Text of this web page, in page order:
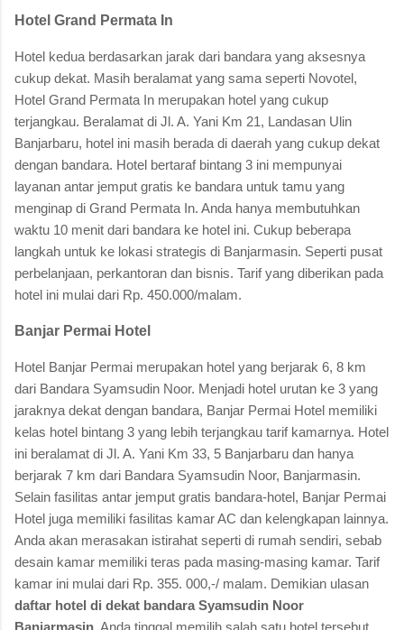
Hotel Grand Permata In
Hotel kedua berdasarkan jarak dari bandara yang aksesnya
cukup dekat. Masih beralamat yang sama seperti Novotel,
Hotel Grand Permata In merupakan hotel yang cukup
terjangkau. Beralamat di Jl. A. Yani Km 21, Landasan Ulin
Banjarbaru, hotel ini masih berada di daerah yang cukup dekat
dengan bandara. Hotel bertaraf bintang 3 ini mempunyai
layanan antar jemput gratis ke bandara untuk tamu yang
menginap di Grand Permata In. Anda hanya membutuhkan
waktu 10 menit dari bandara ke hotel ini. Cukup beberapa
langkah untuk ke lokasi strategis di Banjarmasin. Seperti pusat
perbelanjaan, perkantoran dan bisnis. Tarif yang diberikan pada
hotel ini mulai dari Rp. 450.000/malam.
Banjar Permai Hotel
Hotel Banjar Permai merupakan hotel yang berjarak 6, 8 km
dari Bandara Syamsudin Noor. Menjadi hotel urutan ke 3 yang
jaraknya dekat dengan bandara, Banjar Permai Hotel memiliki
kelas hotel bintang 3 yang lebih terjangkau tarif kamarnya. Hotel
ini beralamat di Jl. A. Yani Km 33, 5 Banjarbaru dan hanya
berjarak 7 km dari Bandara Syamsudin Noor, Banjarmasin.
Selain fasilitas antar jemput gratis bandara-hotel, Banjar Permai
Hotel juga memiliki fasilitas kamar AC dan kelengkapan lainnya.
Anda akan merasakan istirahat seperti di rumah sendiri, sebab
desain kamar memiliki teras pada masing-masing kamar. Tarif
kamar ini mulai dari Rp. 355. 000,-/ malam. Demikian ulasan
daftar hotel di dekat bandara Syamsudin Noor
Banjarmasin . Anda tinggal memilih salah satu hotel tersebut